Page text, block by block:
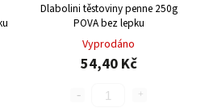
Dlabolini těstoviny penne 250g
POVA bez lepku
Vyprodáno
54,40 Kč